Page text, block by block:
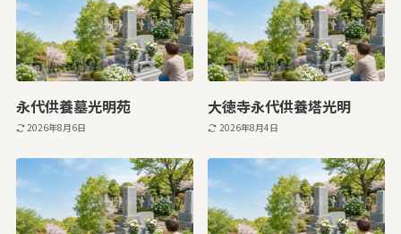
永代供養墓光明苑
2026年8月6日
大徳寺永代供養塔光明
2026年8月4日